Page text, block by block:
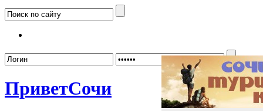
ПриветСочи